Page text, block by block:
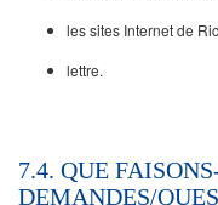
les sites Internet de
lettre.
7.4. QUE
DEMANDES/